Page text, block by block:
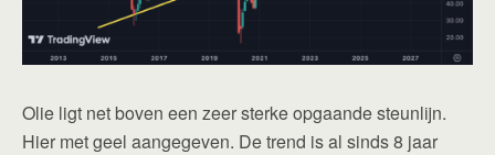
Olie ligt net boven een zeer sterke opgaande steunlijn.
Hier met geel aangegeven. De trend is al sinds 8 jaar